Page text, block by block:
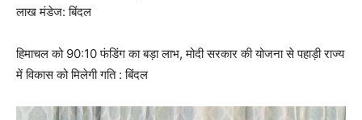
लाख मंडेज: बिंदल
हिमाचल को 90:10 फंडिंग का बड़ा लाभ, मोदी सरकार की योजना से पहाड़ी राज्य
में विकास को मिलेगी गति : बिंदल